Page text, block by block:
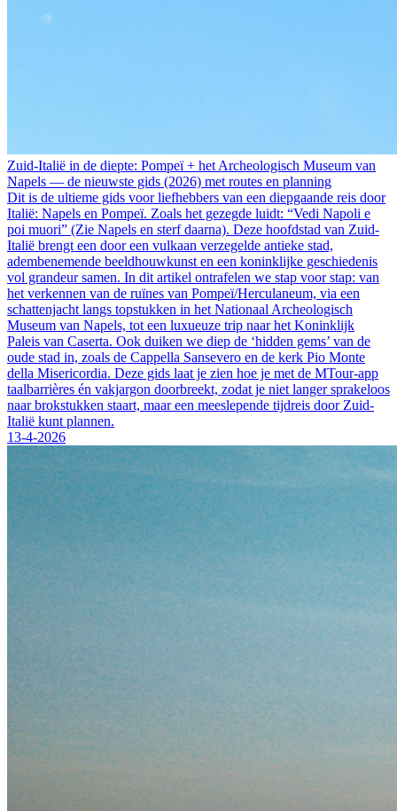
Zuid-Italië in de diepte: Pompeï + het Archeologisch Museum van
Napels — de nieuwste gids (2026) met routes en planning
Dit is de ultieme gids voor liefhebbers van een diepgaande reis door
Italië: Napels en Pompeï. Zoals het gezegde luidt: “Vedi Napoli e
poi muori” (Zie Napels en sterf daarna). Deze hoofdstad van Zuid-
Italië brengt een door een vulkaan verzegelde antieke stad,
adembenemende beeldhouwkunst en een koninklijke geschiedenis
vol grandeur samen. In dit artikel ontrafelen we stap voor stap: van
het verkennen van de ruïnes van Pompeï/Herculaneum, via een
schattenjacht langs topstukken in het Nationaal Archeologisch
Museum van Napels, tot een luxueuze trip naar het Koninklijk
Paleis van Caserta. Ook duiken we diep de ‘hidden gems’ van de
oude stad in, zoals de Cappella Sansevero en de kerk Pio Monte
della Misericordia. Deze gids laat je zien hoe je met de MTour-app
taalbarrières én vakjargon doorbreekt, zodat je niet langer sprakeloos
naar brokstukken staart, maar een meeslepende tijdreis door Zuid-
Italië kunt plannen.
13-4-2026